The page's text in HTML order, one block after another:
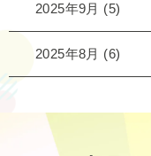
2025年9月 (5)
2025年8月 (6)